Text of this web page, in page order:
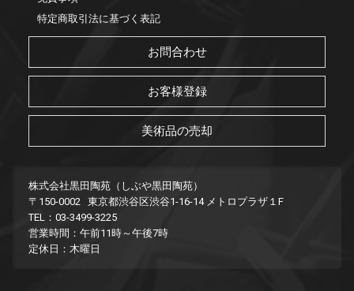
特定商取引法に基づく表記
お問合わせ
お客様登録
美術品の売却
株式会社黒田陶苑（しぶや黒田陶苑）
〒150-0002 東京都渋谷区渋谷1-16-14 メトロプラザ１F
TEL：03-3499-3225
営業時間：午前11時～午後7時
定休日：木曜日